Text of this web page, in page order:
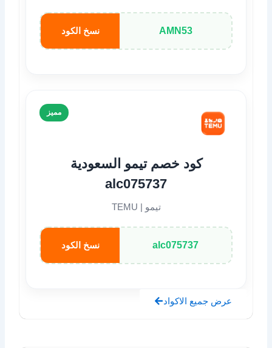
AMN53 نسخ الكود
مميز
كود خصم تيمو السعودية
alc075737
تيمو | TEMU
alc075737 نسخ الكود
عرض جميع الاكواد